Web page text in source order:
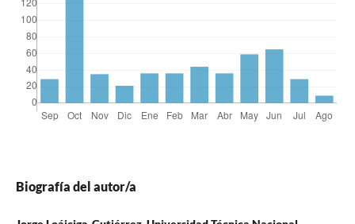
Biografía del autor/a